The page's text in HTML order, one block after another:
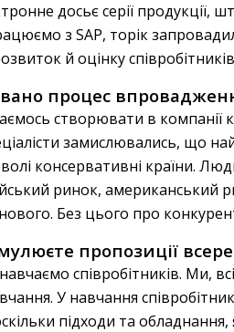
досьє серії
з SAP, торік
й оцінку
процес
створювати в компанії
замислювались, що
консервативні країни.
ринок, американський
Без цього про
пропозиції
співробітників. Ми,
У навчання
підходи та